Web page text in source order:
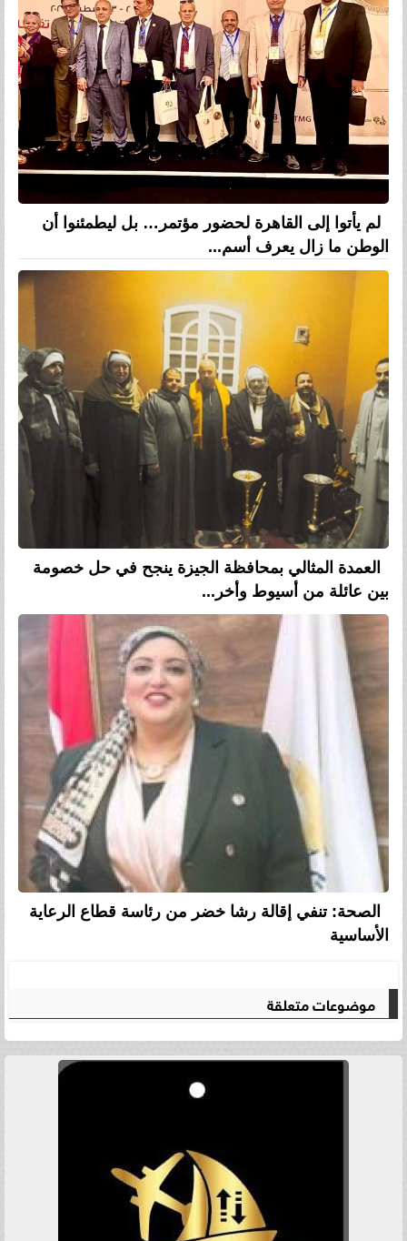
لم يأتوا إلى القاهرة لحضور مؤتمر… بل ليطمئنوا أن
الوطن ما زال يعرف أسم...
العمدة المثالي بمحافظة الجيزة ينجح في حل خصومة
بين عائلة من أسيوط وأخر...
الصحة: تنفي إقالة رشا خضر من رئاسة قطاع الرعاية
الأساسية
موضوعات متعلقة